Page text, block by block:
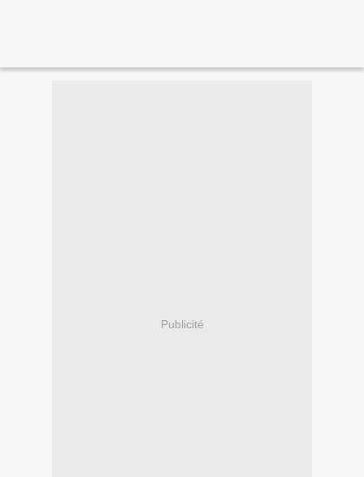
Publicité